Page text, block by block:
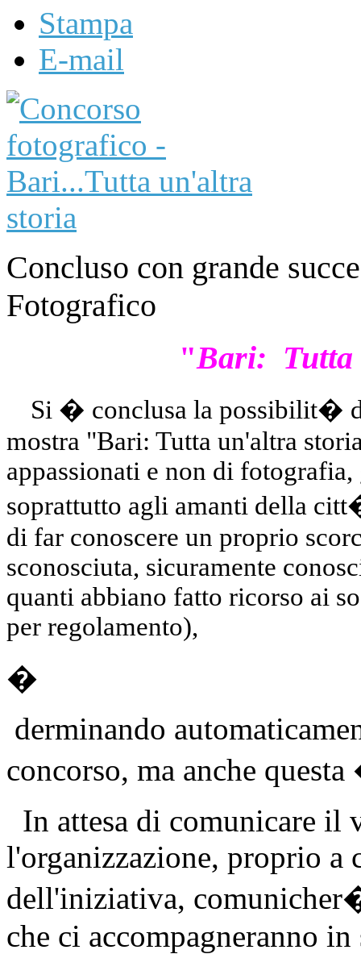
Stampa
E-mail
Concluso con grande
Fotografico
"Bari:
Si � conclusa la possibilit�
mostra "Bari: Tutta un'altra
appassionati e non di
soprattutto agli amanti della
di far conoscere un proprio
sconosciuta, sicuramente
quanti abbiano fatto ricorso ai
per regolamento),
�
derminando
concorso, ma anche
In attesa di comunicare il
l'organizzazione, proprio a
dell'iniziativa,
che ci accompagneranno